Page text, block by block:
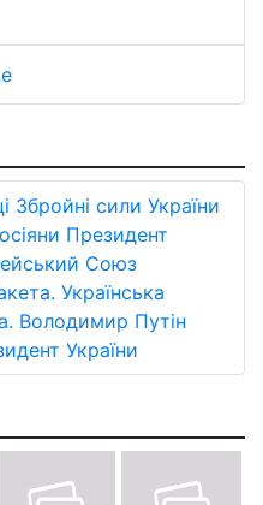
Збройні сили України
Президент
Союз
Українська
Володимир Путін
України